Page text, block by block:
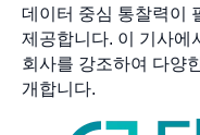
데이터 중심 통찰력이
제공합니다. 이 기사에
회사를 강조하여 다양
개합니다.